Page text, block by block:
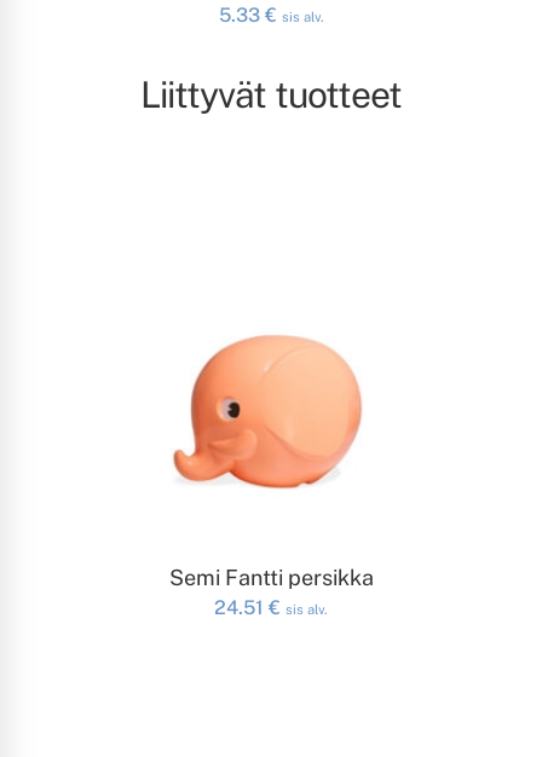
5.33 € sis alv.
Liittyvät tuotteet
LISÄÄ OSTOSKORIIN
Semi Fantti persikka
24.51 € sis alv.